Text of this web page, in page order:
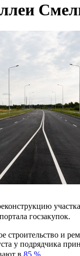
портала госзакупок.
строительство и
у подрядчика
в 85 %.